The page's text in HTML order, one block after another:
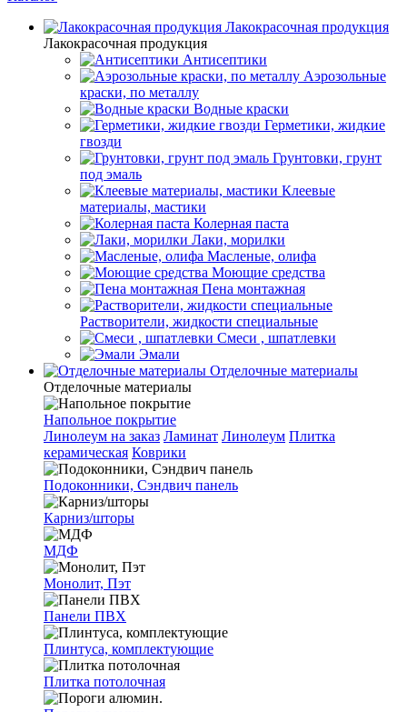
Лакокрасочная продукция
Лакокрасочная продукция
Антисептики
Аэрозольные
краски, по металлу
Водные краски
Герметики, жидкие
гвозди
Грунтовки, грунт
под эмаль
Клеевые
материалы, мастики
Колерная паста
Лаки, морилки
Масленые, олифа
Моющие средства
Пена монтажная
Растворители, жидкости специальные
Смеси , шпатлевки
Эмали
Отделочные материалы
Отделочные материалы
Напольное покрытие
Линолеум на заказ Ламинат Линолеум Плитка
керамическая Коврики
Подоконники, Сэндвич панель
Карниз/шторы
МДФ
Монолит, Пэт
Панели ПВХ
Плинтуса, комплектующие
Плитка потолочная